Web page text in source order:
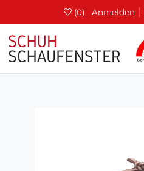
(0) Anmelden